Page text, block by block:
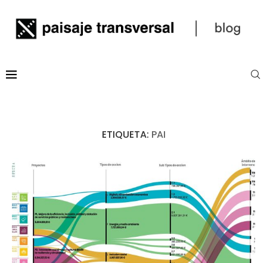
ETIQUETA: PAI